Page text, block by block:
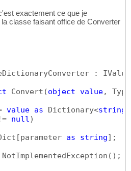
exactement ce que je
classe faisant office de Converter
:
Convert (object value,
value as Dictionary<string
null)
[parameter as string] ;
NotImplementedException ( ) ;